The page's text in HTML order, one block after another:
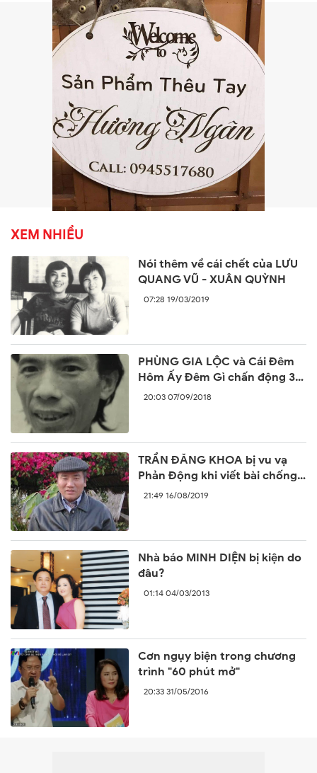
XEM NHIỀU
Nói thêm về cái chết của LƯU
QUANG VŨ - XUÂN QUỲNH
07:28 19/03/2019
PHÙNG GIA LỘC và Cái Đêm
Hôm Ấy Đêm Gì chấn động 30
năm trước
20:03 07/09/2018
TRẦN ĐĂNG KHOA bị vu vạ
Phản Động khi viết bài chống
lại sự ngang ngược của Trung
21:49 16/08/2019
Nhà báo MINH DIỆN bị kiện do
đâu?
01:14 04/03/2013
Cơn ngụy biện trong chương
trình "60 phút mở"
20:33 31/05/2016